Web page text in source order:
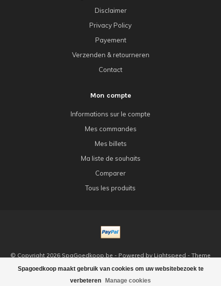
Spagoedkoop maakt gebruik van cookies om uw websitebezoek te
verbeteren
Manage cookies
Disclaimer
Privacy Policy
Payement
Verzenden & retourneren
Contact
Mon compte
Informations sur le compte
Mes commandes
Mes billets
Ma liste de souhaits
Comparer
Tous les produits
© Copyright 2026 SpaGoedkoop.be - Powered by Lightspeed - Theme
byDyvelopment